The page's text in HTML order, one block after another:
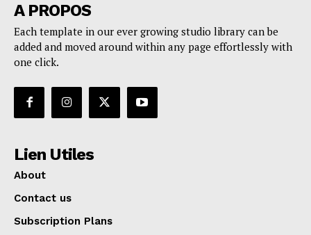
A PROPOS
Each template in our ever growing studio library can be
added and moved around within any page effortlessly with
one click.
Lien Utiles
About
Contact us
Subscription Plans